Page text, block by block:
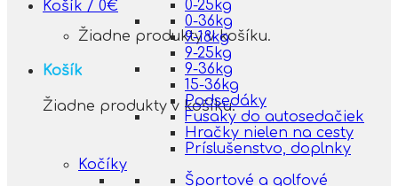
Košík / 0€
Žiadne produkty v košíku.
Košík
Žiadne produkty v košíku.
0-25kg
0-36kg
9-18kg
9-25kg
9-36kg
15-36kg
Podsedáky
Fusaky do autosedačiek
Hračky nielen na cesty
Príslušenstvo, doplnky
Kočíky
Športové a golfové